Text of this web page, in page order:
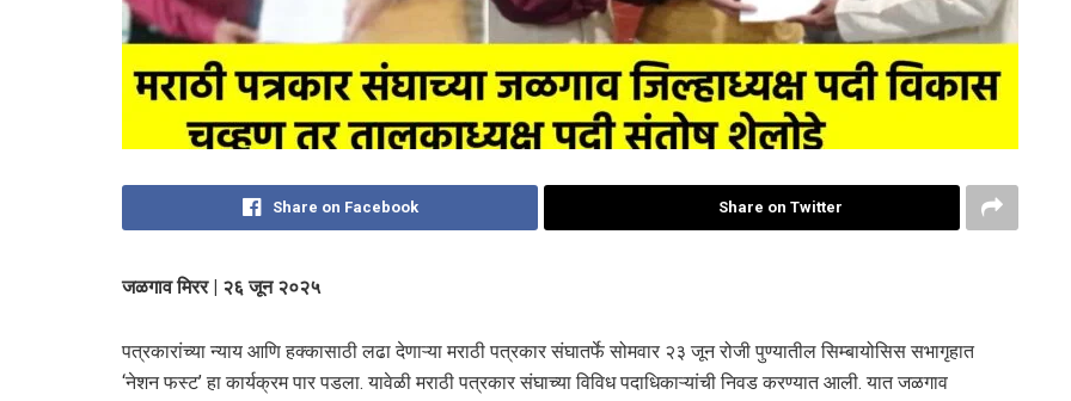
Share on Facebook Share on Twitter
जळगाव मिरर | २६ जून २०२५
पत्रकारांच्या न्याय आणि हक्कासाठी लढा देणाऱ्या मराठी पत्रकार संघातर्फे सोमवार २३ जून रोजी पुण्यातील सिम्बायोसिस सभागृहात
‘नेशन फस्ट’ हा कार्यक्रम पार पडला. यावेळी मराठी पत्रकार संघाच्या विविध पदाधिकाऱ्यांची निवड करण्यात आली. यात जळगाव